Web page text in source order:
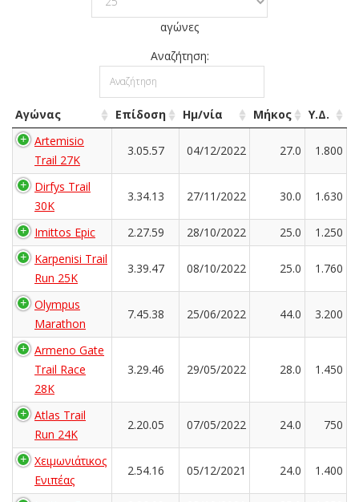
αγώνες
Αναζήτηση:
Αγώνας Επίδοση Ημ/νία Μήκος
Υ.Δ.
Artemisio
Trail 27K
3.05.57 04/12/2022 27.0 1.800
Dirfys Trail
30K
3.34.13 27/11/2022 30.0 1.630
Imittos Epic 2.27.59 28/10/2022 25.0
1.250
Karpenisi Trail
Run 25K
3.39.47 08/10/2022 25.0 1.760
Olympus
Marathon
7.45.38 25/06/2022 44.0 3.200
Armeno Gate
Trail Race
28K
3.29.46 29/05/2022 28.0 1.450
Atlas Trail
Run 24K
2.20.05 07/05/2022 24.0 750
Χειμωνιάτικος
Ενιπέας
2.54.16 05/12/2021 24.0 1.400